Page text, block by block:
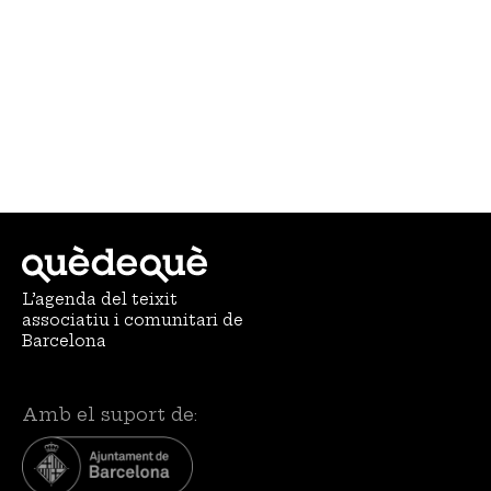
L’agenda del teixit
associatiu i comunitari de
Barcelona
Amb el suport de: